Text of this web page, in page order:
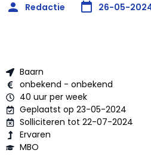
Redactie 26-05-
Baarn
onbekend - onbekend
40 uur per week
Geplaatst op 23-05-2024
Solliciteren tot 22-07-2024
Ervaren
MBO